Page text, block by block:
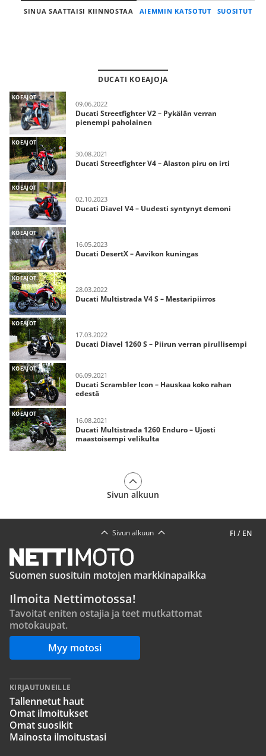
SINUA SAATTAISI KIINNOSTAA AIEMMIN KATSOTUT SUOSITUT
DUCATI KOEAJOJA
KOEAJOT
09.06.2022
Ducati Streetfighter V2 – Pykälän verran
pienempi paholainen
KOEAJOT
30.08.2021
Ducati Streetfighter V4 – Alaston piru on irti
KOEAJOT
02.10.2023
Ducati Diavel V4 – Uudesti syntynyt demoni
KOEAJOT
16.05.2023
Ducati DesertX – Aavikon kuningas
KOEAJOT
28.03.2022
Ducati Multistrada V4 S – Mestaripiirros
KOEAJOT
17.03.2022
Ducati Diavel 1260 S – Piirun verran pirullisempi
KOEAJOT
06.09.2021
Ducati Scrambler Icon – Hauskaa koko rahan
edestä
KOEAJOT
16.08.2021
Ducati Multistrada 1260 Enduro – Ujosti
maastoisempi velikulta
Sivun alkuun
FI / EN
Sivun alkuun
Suomen suosituin motojen markkinapaikka
Ilmoita Nettimotossa!
Tavoitat eniten ostajia ja teet mutkattomat
motokaupat.
Myy motosi
KIRJAUTUNEILLE
Tallennetut haut
Omat ilmoitukset
Omat suosikit
Mainosta ilmoitustasi